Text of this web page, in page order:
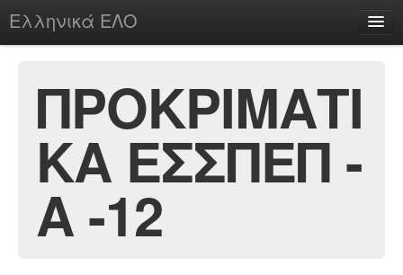
Ελληνικά ΕΛΟ
chesstu.be @ discord
Login
ΠΡΟΚΡΙΜΑΤΙ
ΚΑ ΕΣΣΠΕΠ -
Α -12